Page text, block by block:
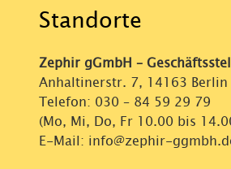
Standorte
Zephir gGmbH –
Anhaltinerstr. 7, 14163 Berlin
Telefon: 030 – 84 59 29 79
(Mo, Mi, Do, Fr 10.00 bis
E-Mail: info@zephir-